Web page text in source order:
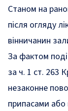
Станом на
після огляду
вінничанин
За фактом
за ч. 1 ст. 263
незаконне
припасами або